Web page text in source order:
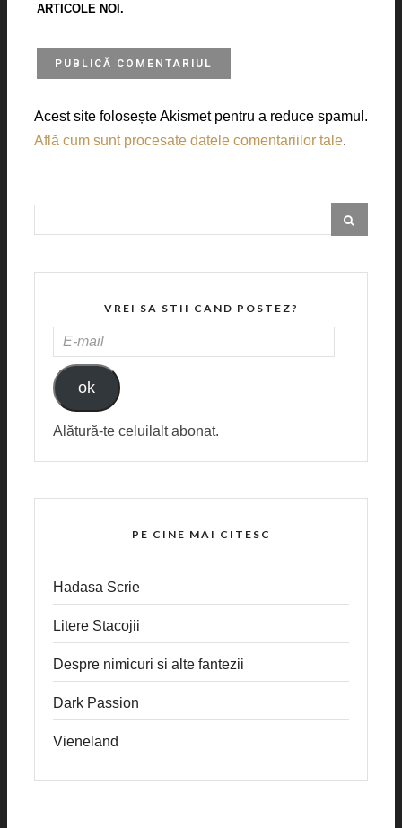
ARTICOLE NOI.
Acest site folosește Akismet pentru a reduce spamul.
Află cum sunt procesate datele comentariilor tale.
VREI SA STII CAND POSTEZ?
MAIL
ok
Alătură-te celuilalt abonat.
PE CINE MAI CITESC
Hadasa Scrie
Litere Stacojii
Despre nimicuri si alte fantezii
Dark Passion
Vieneland